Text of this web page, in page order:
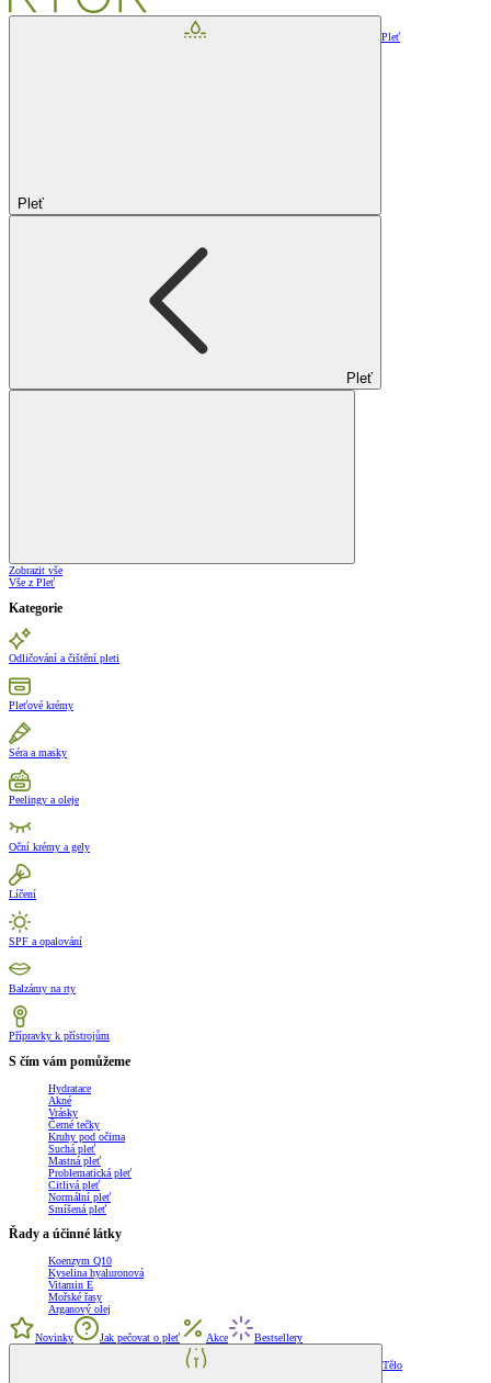
Pleť
Pleť
Pleť
Zobrazit vše
Vše z Pleť
Kategorie
Odličování a čištění pleti
Pleťové krémy
Séra a masky
Peelingy a oleje
Oční krémy a gely
Líčení
SPF a opalování
Balzámy na rty
Přípravky k přístrojům
S čím vám pomůžeme
Hydratace
Akné
Vrásky
Černé tečky
Kruhy pod očima
Suchá pleť
Mastná pleť
Problematická pleť
Citlivá pleť
Normální pleť
Smíšená pleť
Řady a účinné látky
Koenzym Q10
Kyselina hyaluronová
Vitamin E
Mořské řasy
Arganový olej
Novinky Jak pečovat o pleť Akce Bestsellery
Tělo